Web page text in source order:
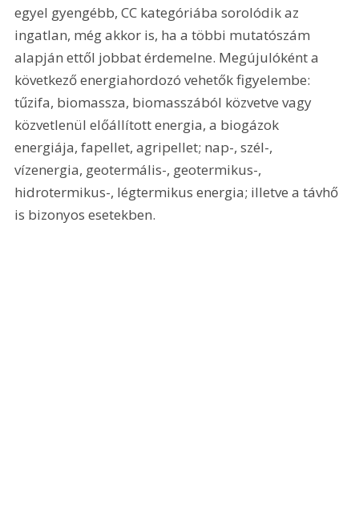
egyel gyengébb, CC kategóriába sorolódik az
ingatlan, még akkor is, ha a többi mutatószám
alapján ettől jobbat érdemelne. Megújulóként a
következő energiahordozó vehetők figyelembe:
tűzifa, biomassza, biomasszából közvetve vagy
közvetlenül előállított energia, a biogázok
energiája, fapellet, agripellet; nap-, szél-,
vízenergia, geotermális-, geotermikus-,
hidrotermikus-, légtermikus energia; illetve a távhő
is bizonyos esetekben.